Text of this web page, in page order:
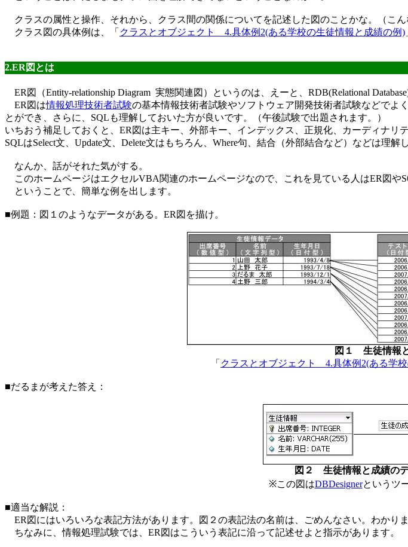
クラスの属性と操作、それから、クラス間の関係についてを記述した図のことかな。（こん
クラス図の具体例は、「 クラスとオブジェクト 4.具体例2(ある学校の生徒情報と成績の例)
2.ER図とは
ER図（Entity-relationship Diagram 実態関連図）というのは、えーと、RDB(Relational
ER図は情報処理技術者試験の基本情報技術者試験やソフトウェア開発技術者試験などでよ
とができ、さらに、SQLも理解しておいた方が良いです。（午後試験で出題されます。）
いちおう補足しておくと、ER図は主キー、外部キー、インデックス、正規化、カーディナリ
SQLはSelect文、Update文、Delete文はもちろん、Where句、結合（外部結合など）などは理解
なんか、話がそれた気がする。
このホームページはエクセルVBA関連のホームページなので、これを見ている人はER図や
ということで、簡単な例を出します。
■例題：図１のようなデータがある。ER図を描け。
図１ 生徒情報
「 クラスとオブジェクト 4.具体例2(ある学
■だるまが考えた答え：
図２ 生徒情報と成績の
※この図はDBDesignerというツ
■適当な解説：
ER図にはいろいろな表記方法があります。図２の表記法の名前は、ごめんなさい。わかりま
ちなみに、情報処理試験では、ER図はこういう表記に沿って記述せよと指示があります。